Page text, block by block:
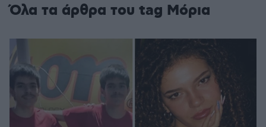
Όλα τα άρθρα του tag Μόρια